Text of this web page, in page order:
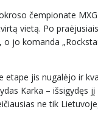
čempionate
vietą. Po
jo komanda
etape jis nugalėjo ir
Karka – išsigydęs
ne tik